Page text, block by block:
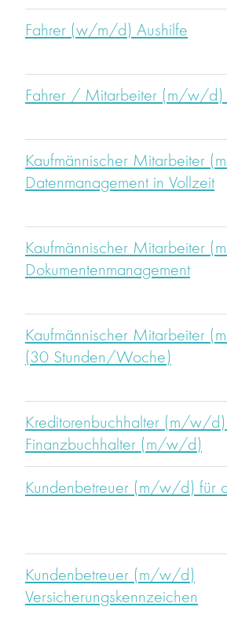
Fahrer (w/m/d) Aushilfe
Fahrer / Mitarbeiter (m/w/d)
Kaufmännischer Mitarbeiter
Datenmanagement in Vollzeit
Kaufmännischer Mitarbeiter
Dokumentenmanagement
Kaufmännischer Mitarbeiter
(30 Stunden/Woche)
Kreditorenbuchhalter (m/w/
Finanzbuchhalter (m/w/d)
Kundenbetreuer (m/w/d) für
Kundenbetreuer (m/w/d)
Versicherungskennzeichen